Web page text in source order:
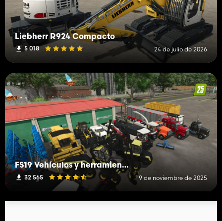
Liebherr R924 Compacto
5 018 24 de julio de 2026
FS19 Vehículos y herramientas (L-R)
32 565 9 de noviembre de 2025